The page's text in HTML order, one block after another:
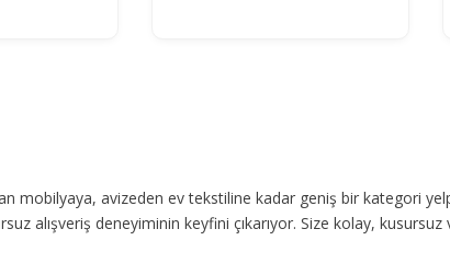
mobilyaya, avizeden ev tekstiline kadar geniş bir kategori
alışveriş deneyiminin keyfini çıkarıyor. Size kolay,